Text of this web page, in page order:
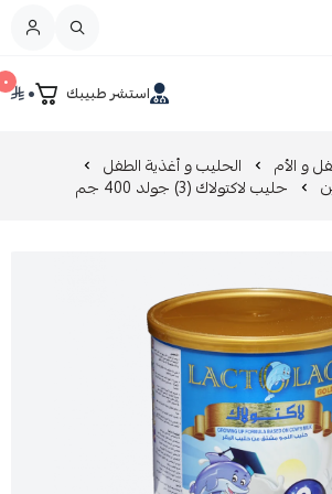
استشر طبيبك ٠ ٠
و الأم الحليب و أغذية الطفل
حليب لاكتولاك (3) جولد 400 جم